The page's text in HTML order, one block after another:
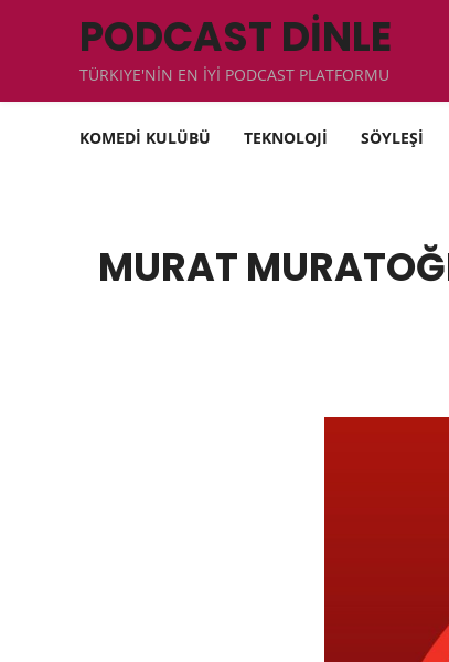
PODCAST DİNLE
TÜRKIYE'NİN EN İYİ PODCAST PLATFORMU
KOMEDİ KULÜBÜ TEKNOLOJİ SÖYLEŞİ
MURAT